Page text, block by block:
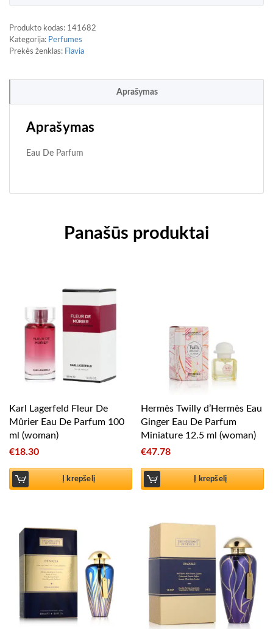
Produkto kodas: 141682
Kategorija: Perfumes
Prekės ženklas: Flavia
Aprašymas
Aprašymas
Eau De Parfum
Panašūs produktai
Karl Lagerfeld Fleur De
Mûrier Eau De Parfum 100
ml (woman)
€18.30
Į krepšelį
Hermès Twilly d’Hermès Eau
Ginger Eau De Parfum
Miniature 12.5 ml (woman)
€47.78
Į krepšelį